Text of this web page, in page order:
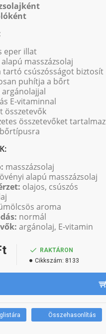
eper illat
masszázsolaj
tartó csúszósságot biztosít
puhítja a bőrt
argánolajjal
E-vitaminnal
összetevők
összetevőket tartalmaz
masszázsolaj
alapú masszázsolaj
olajos, csúszós
aroma
normál
argánolaj, E-vitamin
RAKTÁRON
Cikkszám: 8133
Összehasonlítás